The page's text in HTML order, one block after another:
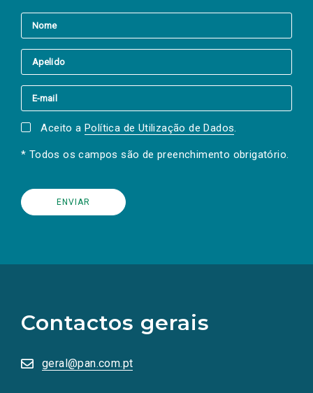
Aceito a Política de Utilização de Dados.
* Todos os campos são de preenchimento obrigatório.
Contactos gerais
geral@pan.com.pt
redes
sociais
numa
nova